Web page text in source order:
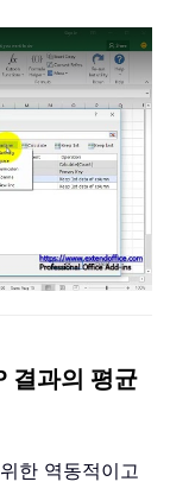
결과의 평균
한 역동적이고